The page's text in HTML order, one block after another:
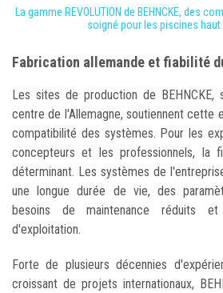
La gamme REVOLUTION de BEHNCKE, des
soigné pour les piscines haut
Fabrication allemande et fiabilité
Les sites de production de
centre de l'Allemagne, soutiennent cette
compatibilité des systèmes. Pour les
concepteurs et les professionnels, la
déterminant. Les systèmes de
une longue durée de vie, des
besoins de maintenance réduits
d'exploitation.
Forte de plusieurs décennies
croissant de projets internationaux,